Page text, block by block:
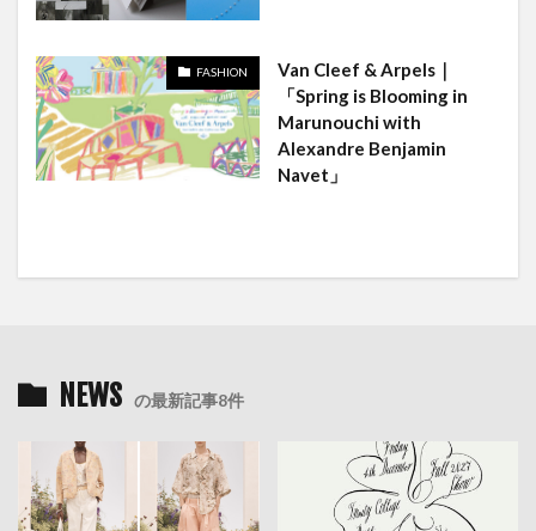
FASHION
Van Cleef & Arpels｜
「Spring is Blooming in
Marunouchi with
Alexandre Benjamin
Navet」
NEWS の最新記事8件